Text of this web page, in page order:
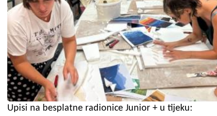
Upisi na besplatne radionice Junior + u tijeku: